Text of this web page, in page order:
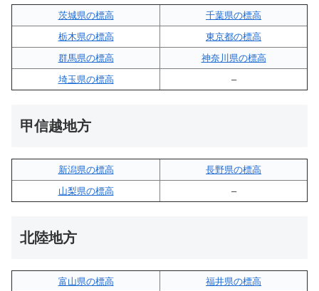
茨城県の標高
千葉県の標高
栃木県の標高
東京都の標高
群馬県の標高
神奈川県の標高
埼玉県の標高
–
甲信越地方
新潟県の標高
長野県の標高
山梨県の標高
–
北陸地方
富山県の標高
福井県の標高